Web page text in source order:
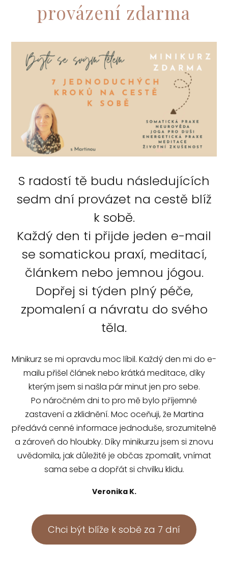
provázení zdarma
S radostí tě budu následujících
sedm dní provázet na cestě blíž
k sobě.
Každý den ti přijde jeden e-mail
se somatickou praxí, meditací,
článkem nebo jemnou jógou.
Dopřej si týden plný péče,
zpomalení a návratu do svého
těla.
Minikurz se mi opravdu moc líbil. Každý den mi do e-
mailu přišel článek nebo krátká meditace, díky
kterým jsem si našla pár minut jen pro sebe.
Po náročném dni to pro mě bylo příjemné
zastavení a zklidnění. Moc oceňuji, že Martina
předává cenné informace jednoduše, srozumitelně
a zároveň do hloubky. Díky minikurzu jsem si znovu
uvědomila, jak důležité je občas zpomalit, vnímat
sama sebe a dopřát si chvilku klidu.
Veronika K.
Chci být blíže k sobě za 7 dní